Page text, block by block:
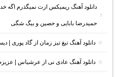
دانلود آهنگ ریمیکس ازت نمیگذرم اگه
حمیدرضا بابایی و حصین و بیگ شگی
دانلود آهنگ تیغ تیز زمان از گاد پوری |
دانلود آهنگ عادی نی از عرشیاس |